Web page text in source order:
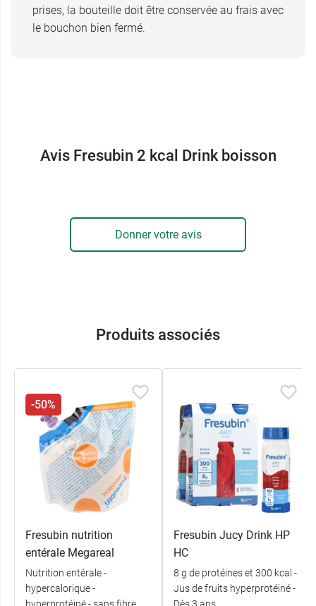
prises, la bouteille doit être conservée au frais avec
le bouchon bien fermé.
Avis Fresubin 2 kcal Drink boisson
Donner votre avis
Produits associés
-50%
Fresubin nutrition
entérale Megareal
Nutrition entérale -
hypercalorique -
Fresubin Jucy Drink HP
HC
8 g de protéines et 300 kcal -
Jus de fruits hyperprotéiné -